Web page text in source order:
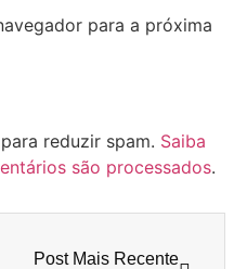
para a próxima
reduzir spam. Saiba
são processados.
Post Mais Recente